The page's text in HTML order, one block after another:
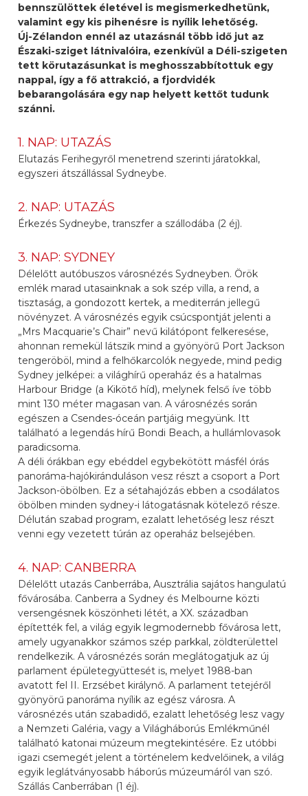
bennszülöttek életével is megismerkedhetünk,
valamint egy kis pihenésre is nyílik lehetőség.
Új-Zélandon ennél az utazásnál több idő jut az
Északi-sziget látnivalóira, ezenkívül a Déli-szigeten
tett körutazásunkat is meghosszabbítottuk egy
nappal, így a fő attrakció, a fjordvidék
bebarangolására egy nap helyett kettőt tudunk
szánni.
1. NAP: UTAZÁS
Elutazás Ferihegyről menetrend szerinti járatokkal,
egyszeri átszállással Sydneybe.
2. NAP: UTAZÁS
Érkezés Sydneybe, transzfer a szállodába (2 éj).
3. NAP: SYDNEY
Délelőtt autóbuszos városnézés Sydneyben. Örök
emlék marad utasainknak a sok szép villa, a rend, a
tisztaság, a gondozott kertek, a mediterrán jellegű
növényzet. A városnézés egyik csúcspontját jelenti a
„Mrs Macquarie’s Chair” nevű kilátópont felkeresése,
ahonnan remekül látszik mind a gyönyörű Port Jackson
tengeröböl, mind a felhőkarcolók negyede, mind pedig
Sydney jelképei: a világhírű operaház és a hatalmas
Harbour Bridge (a Kikötő híd), melynek felső íve több
mint 130 méter magasan van. A városnézés során
egészen a Csendes-óceán partjáig megyünk. Itt
található a legendás hírű Bondi Beach, a hullámlovasok
paradicsoma.
A déli órákban egy ebéddel egybekötött másfél órás
panoráma-hajókiránduláson vesz részt a csoport a Port
Jackson-öbölben. Ez a sétahajózás ebben a csodálatos
öbölben minden sydney-i látogatásnak kötelező része.
Délután szabad program, ezalatt lehetőség lesz részt
venni egy vezetett túrán az operaház belsejében.
4. NAP: CANBERRA
Délelőtt utazás Canberrába, Ausztrália sajátos hangulatú
fővárosába. Canberra a Sydney és Melbourne közti
versengésnek köszönheti létét, a XX. században
építették fel, a világ egyik legmodernebb fővárosa lett,
amely ugyanakkor számos szép parkkal, zöldterülettel
rendelkezik. A városnézés során meglátogatjuk az új
parlament épületegyüttesét is, melyet 1988-ban
avatott fel II. Erzsébet királynő. A parlament tetejéről
gyönyörű panoráma nyílik az egész városra. A
városnézés után szabadidő, ezalatt lehetőség lesz vagy
a Nemzeti Galéria, vagy a Világháborús Emlékműnél
található katonai múzeum megtekintésére. Ez utóbbi
igazi csemegét jelent a történelem kedvelőinek, a világ
egyik leglátványosabb háborús múzeumáról van szó.
Szállás Canberrában (1 éj).